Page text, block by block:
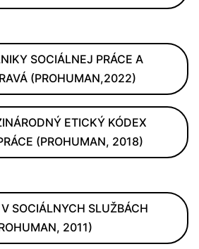
SOCIÁLNEJ PRÁCE A
(PROHUMAN,2022)
ETICKÝ KÓDEX
(PROHUMAN, 2018)
SOCIÁLNYCH SLUŽBÁCH
2011)